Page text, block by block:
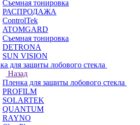
Съемная тонировка
РАСПРОДАЖА
ControlTek
ATOMGARD
Съемная тонировка
DETRONA
SUN VISION
для защиты лобового стекла
Назад
Пленка для защиты лобового стекла
PROFILM
SOLARTEK
QUANTUM
RAYNO